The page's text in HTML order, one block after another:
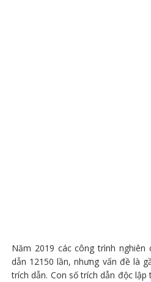
Năm 2019 các công trình
dẫn 12150 lần, nhưng vấn đề là
trích dẫn. Con số trích dẫn độc